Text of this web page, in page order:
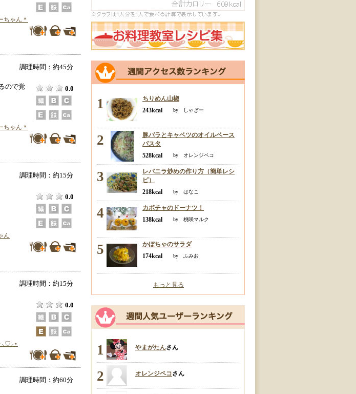
ちゃん＊
調理時間：約45分
ので覚
0.0
ちゃん＊
調理時間：約15分
0.0
ん
調理時間：約15分
0.0
調理時間：約60分
1
ちりめん山椒
243kcal
by しゃぎー
2
豚バラとキャベツのオイルベース
パスタ
528kcal
by オレンジペコ
3
レバニラ炒めの作り方（簡単レシ
ピ）
218kcal
by はなこ
4
カボチャのドーナツ！
138kcal
by 桃咲マルク
5
かぼちゃのサラダ
174kcal
by ふみお
もっと見る
1 やまがたんさん
2 オレンジペコさん